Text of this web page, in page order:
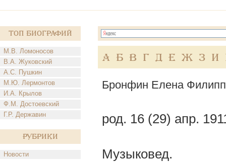
Топ Биографий
М.В. Ломоносов
В.А. Жуковский
А.С. Пушкин
М.Ю. Лермонтов
И.А. Крылов
Ф.М. Достоевский
Г.Р. Державин
Рубрики
Новости
А Б В Г Д Е Ж З И
Бронфин Елена
род. 16 (29) апр.
Музыковед.